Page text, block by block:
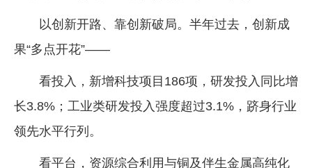
以创新开路、靠创新破局。半年过去，创新成
果“多点开花”——
看投入，新增科技项目186项，研发投入同比增
长3.8%；工业类研发投入强度超过3.1%，跻身行业
领先水平行列。
看平台，资源综合利用与铜及伴生金属高纯化